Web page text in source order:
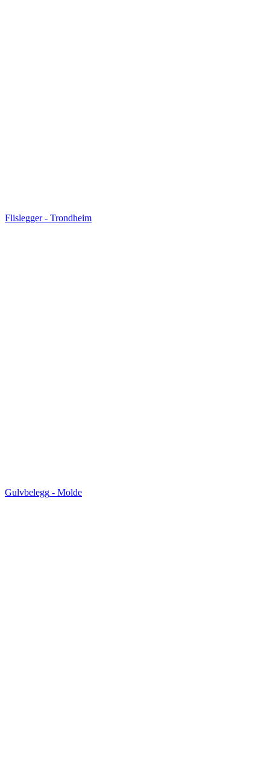
Flislegger- Trondheim
Gulvbelegg - Molde